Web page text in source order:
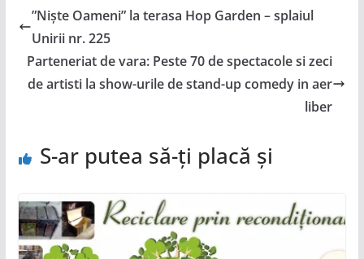
”Niște Oameni” la terasa Hop Garden – splaiul
Unirii nr. 225
Parteneriat de vara: Peste 70 de spectacole si zeci
de artisti la show-urile de stand-up comedy in aer
liber
S-ar putea să-ți placă și